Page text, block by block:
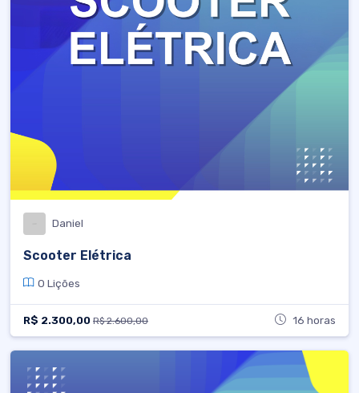
Daniel
Scooter Elétrica
0 Lições
R$ 2.300,00 R$ 2.600,00 16 horas